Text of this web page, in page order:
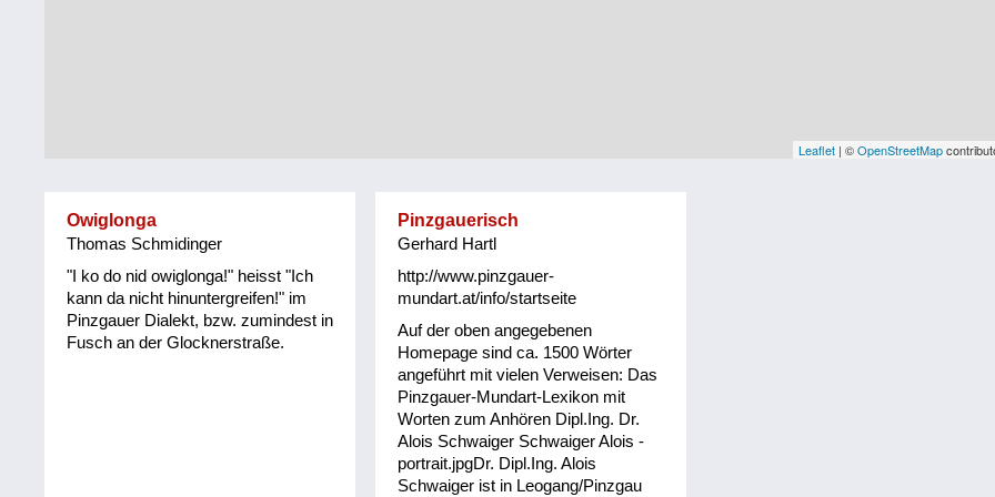
Leaflet | ©OpenStreetMap
Owiglonga
Thomas Schmidinger
"I ko do nid owiglonga!" heisst "Ich
kann da nicht hinuntergreifen!" im
Pinzgauer Dialekt, bzw. zumindest in
Fusch an der Glocknerstraße.
Pinzgauerisch
Gerhard Hartl
http://www.pinzgauer-
mundart.at/info/startseite
Auf der oben angegebenen
Homepage sind ca. 1500 Wörter
angeführt mit vielen Verweisen: Das
Pinzgauer-Mundart-Lexikon mit
Worten zum Anhören Dipl.Ing. Dr.
Alois Schwaiger Schwaiger Alois -
portrait.jpgDr. Dipl.Ing. Alois
Schwaiger ist in Leogang/Pinzgau